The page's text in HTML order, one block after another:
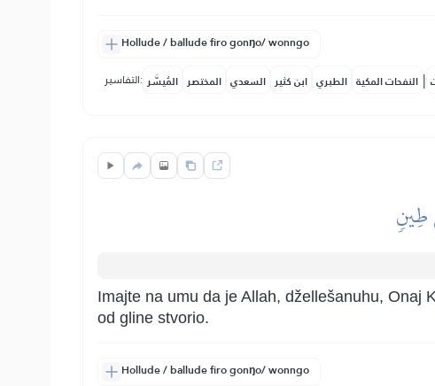
Hollude / ballude firo gonŋo/ wonngo
التفاسير: المُيسَّر المختصر السعدي ابن كثير الطبري النفحات المكية |
طِينٖ
Imajte na umu da je Allah, džellešanuhu, Onaj
od gline stvorio.
Hollude / ballude firo gonŋo/ wonngo